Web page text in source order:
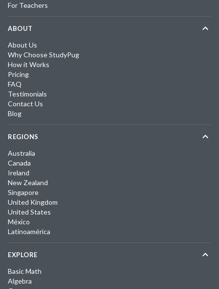
For Teachers
ABOUT
About Us
Why Choose StudyPug
How it Works
Pricing
FAQ
Testimonials
Contact Us
Blog
REGIONS
Australia
Canada
Ireland
New Zealand
Singapore
United Kingdom
United States
México
Latinoamérica
EXPLORE
Basic Math
Algebra